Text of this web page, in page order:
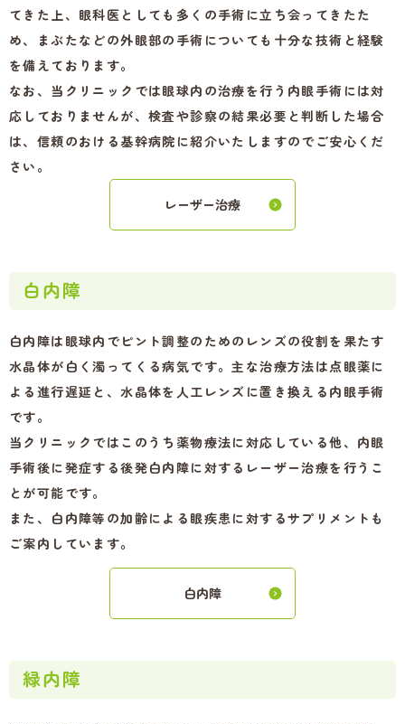
てきた上、眼科医としても多くの手術に立ち会ってきたた
め、まぶたなどの外眼部の手術についても十分な技術と経験
を備えております。
なお、当クリニックでは眼球内の治療を行う内眼手術には対
応しておりませんが、検査や診察の結果必要と判断した場合
は、信頼のおける基幹病院に紹介いたしますのでご安心くだ
さい。
レーザー治療
白内障
白内障は眼球内でピント調整のためのレンズの役割を果たす
水晶体が白く濁ってくる病気です。主な治療方法は点眼薬に
よる進行遅延と、水晶体を人工レンズに置き換える内眼手術
です。
当クリニックではこのうち薬物療法に対応している他、内眼
手術後に発症する後発白内障に対するレーザー治療を行うこ
とが可能です。
また、白内障等の加齢による眼疾患に対するサプリメントも
ご案内しています。
白内障
緑内障